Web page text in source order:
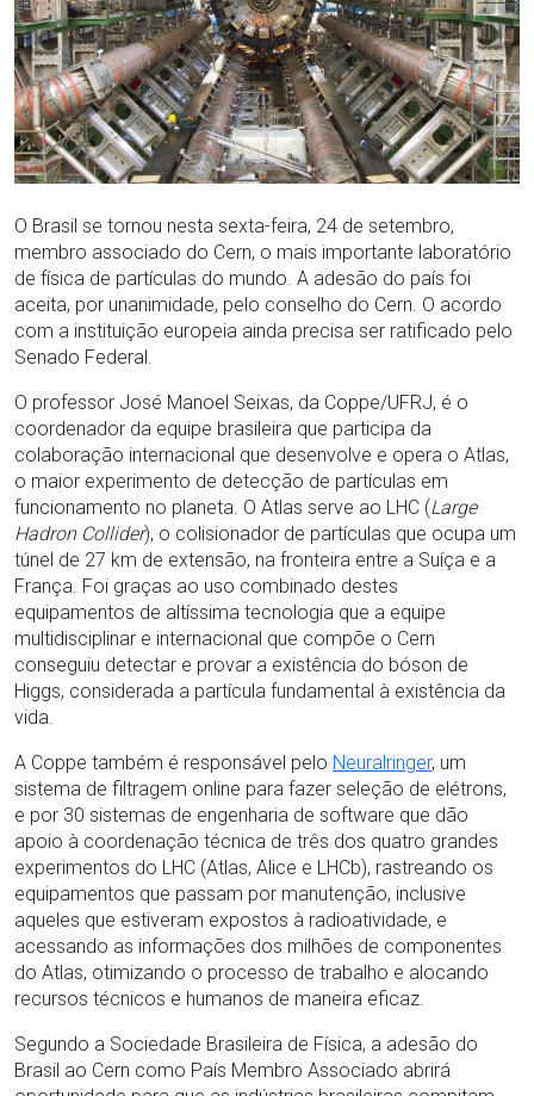
O Brasil se tornou nesta sexta-feira, 24 de setembro,
membro associado do Cern, o mais importante laboratório
de física de partículas do mundo. A adesão do país foi
aceita, por unanimidade, pelo conselho do Cern. O acordo
com a instituição europeia ainda precisa ser ratificado pelo
Senado Federal.
O professor José Manoel Seixas, da Coppe/UFRJ, é o
coordenador da equipe brasileira que participa da
colaboração internacional que desenvolve e opera o Atlas,
o maior experimento de detecção de partículas em
funcionamento no planeta. O Atlas serve ao LHC (Large
Hadron Collider), o colisionador de partículas que ocupa um
túnel de 27 km de extensão, na fronteira entre a Suíça e a
França. Foi graças ao uso combinado destes
equipamentos de altíssima tecnologia que a equipe
multidisciplinar e internacional que compõe o Cern
conseguiu detectar e provar a existência do bóson de
Higgs, considerada a partícula fundamental à existência da
vida.
A Coppe também é responsável pelo Neuralringer, um
sistema de filtragem online para fazer seleção de elétrons,
e por 30 sistemas de engenharia de software que dão
apoio à coordenação técnica de três dos quatro grandes
experimentos do LHC (Atlas, Alice e LHCb), rastreando os
equipamentos que passam por manutenção, inclusive
aqueles que estiveram expostos à radioatividade, e
acessando as informações dos milhões de componentes
do Atlas, otimizando o processo de trabalho e alocando
recursos técnicos e humanos de maneira eficaz.
Segundo a Sociedade Brasileira de Física, a adesão do
Brasil ao Cern como País Membro Associado abrirá